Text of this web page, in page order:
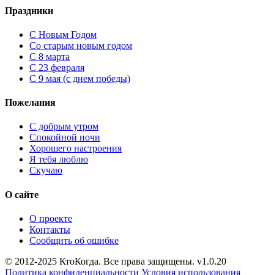
Праздники
C Новым Годом
Cо старым новым годом
С 8 марта
С 23 февраля
С 9 мая (с днем победы)
Пожелания
С добрым утром
Спокойной ночи
Хорошего настроения
Я тебя люблю
Скучаю
О сайте
О проекте
Контакты
Сообщить об ошибке
© 2012-2025 КтоКогда. Все права защищены. v1.0.20
Политика конфиденциальности Условия использования